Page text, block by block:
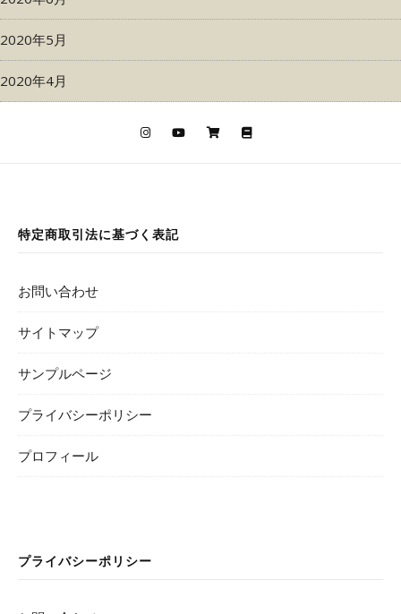
2020年5月
2020年4月
特定商取引法に基づく表記
お問い合わせ
サイトマップ
サンプルページ
プライバシーポリシー
プロフィール
プライバシーポリシー